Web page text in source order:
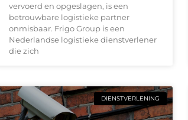
vervoerd en opgeslagen, is een
betrouwbare logistieke partner
onmisbaar. Frigo Group is een
Nederlandse logistieke dienstverlener
die zich
DIENSTVERLENING